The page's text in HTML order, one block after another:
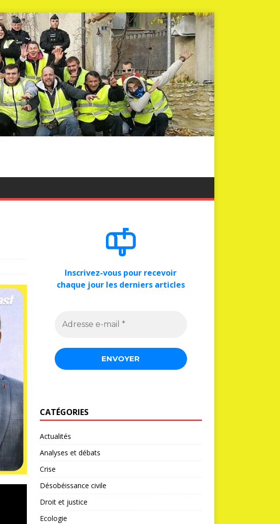
Inscrivez-vous pour recevoir
chaque jour les derniers articles
CATÉGORIES
Actualités
Analyses et débats
Crise
Désobéissance civile
Droit et justice
Ecologie